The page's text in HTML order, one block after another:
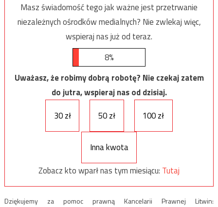
Masz świadomość tego jak ważne jest przetrwanie
niezależnych ośrodków medialnych? Nie zwlekaj więc,
wspieraj nas już od teraz.
8%
Uważasz, że robimy dobrą robotę? Nie czekaj zatem
do jutra, wspieraj nas od dzisiaj.
30 zł
50 zł 100 zł
Inna kwota
Zobacz kto wparł nas tym miesiącu: Tutaj
Dziękujemy za pomoc prawną Kancelarii Prawnej Litwin: